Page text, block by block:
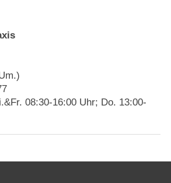
08:30-16:00 Uhr; Do. 13:00-